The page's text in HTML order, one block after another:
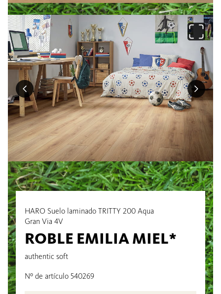
HARO Suelo laminado TRITTY 200 Aqua
Gran Via 4V
ROBLE EMILIA MIEL*
authentic soft
Nº de artículo 540269